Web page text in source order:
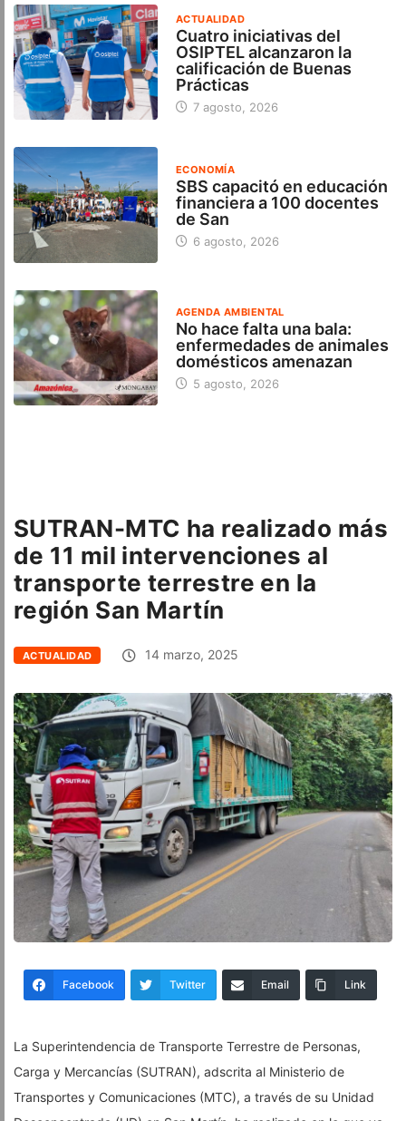
ACTUALIDAD
Cuatro iniciativas del
OSIPTEL alcanzaron la
calificación de Buenas
Prácticas
7 agosto, 2026
ECONOMÍA
SBS capacitó en educación
financiera a 100 docentes
de San
6 agosto, 2026
AGENDA AMBIENTAL
No hace falta una bala:
enfermedades de animales
domésticos amenazan
5 agosto, 2026
SUTRAN-MTC ha realizado más
de 11 mil intervenciones al
transporte terrestre en la
región San Martín
ACTUALIDAD 14 marzo, 2025
Facebook Twitter Email Link
La Superintendencia de Transporte Terrestre de Personas,
Carga y Mercancías (SUTRAN), adscrita al Ministerio de
Transportes y Comunicaciones (MTC), a través de su Unidad